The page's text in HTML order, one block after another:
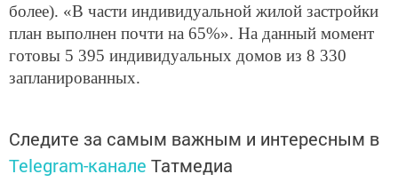
более). «В части индивидуальной жилой застройки
план выполнен почти на 65%». На данный момент
готовы 5 395 индивидуальных домов из 8 330
запланированных.
Следите за самым важным и интересным в
Telegram-канале Татмедиа